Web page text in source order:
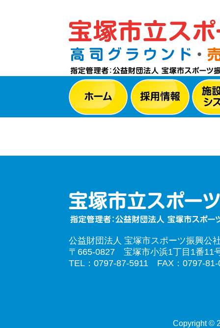
公益財団法人 宝塚市スポーツ振興公
〒665-0827 宝塚市小浜1丁目1番11
TEL：0797-87-5911 FAX：0797-81-
Copyright ©